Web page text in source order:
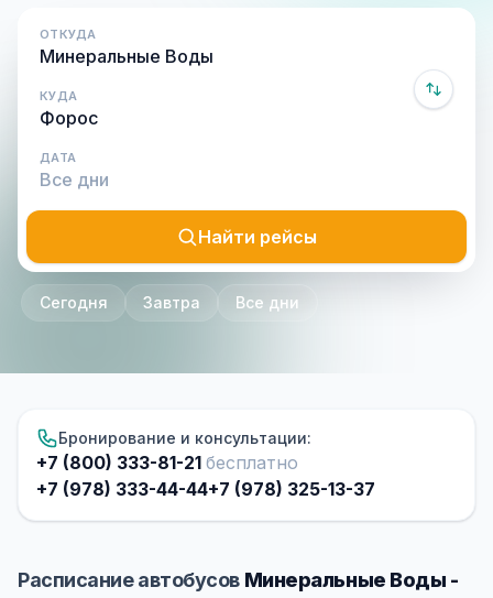
ОТКУДА
КУДА
ДАТА
Найти рейсы
Сегодня Завтра Все дни
Бронирование и консультации:
+7 (800) 333-81-21 бесплатно
+7 (978) 333-44-44+7 (978) 325-13-37
Расписание автобусов Минеральные Воды -